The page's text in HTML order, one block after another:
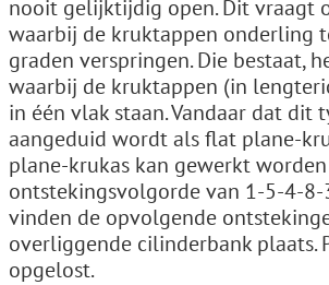
nooit gelijktijdig open. Dit vraagt
waarbij de kruktappen onderling
graden verspringen. Die bestaat,
waarbij de kruktappen (in
in één vlak staan. Vandaar dat dit
aangeduid wordt als flat plane-
plane-krukas kan gewerkt
ontstekingsvolgorde van 1-5-4-8-
vinden de opvolgende
overliggende cilinderbank plaats.
opgelost.